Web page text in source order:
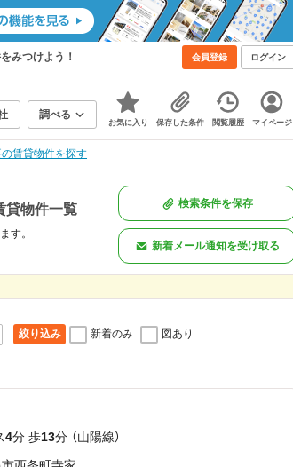
みつけよう！ 会員登録 ログイン
調べる
お気に入り 保存した条件 閲覧履歴 マイページ
賃貸物件を探す
貸物件一覧
す。
検索条件を保存
新着メール通知を受け取る
絞り込み 新着のみ 図あり
4分 歩13分 （山陽線）